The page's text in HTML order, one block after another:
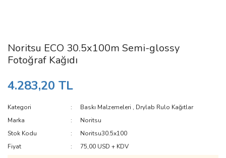
Noritsu ECO 30.5x100m Semi-glossy
Fotoğraf Kağıdı
4.283,20 TL
Kategori Baskı Malzemeleri , Drylab Rulo Kağıtlar
Marka
Noritsu
Stok Kodu
Noritsu30.5x100
Fiyat
75,00 USD + KDV